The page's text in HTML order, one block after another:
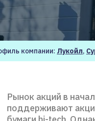
компании: Лукойл,
Рынок акций в
поддерживают